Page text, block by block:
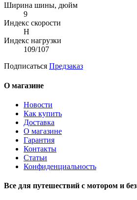
Ширина шины, дюйм
9
Индекс скорости
H
Индекс нагрузки
109/107
Подписаться Предзаказ
О магазине
Новости
Как купить
Доставка
О магазине
Гарантия
Контакты
Статьи
Конфиденциальность
Все для путешествий с мотором и без